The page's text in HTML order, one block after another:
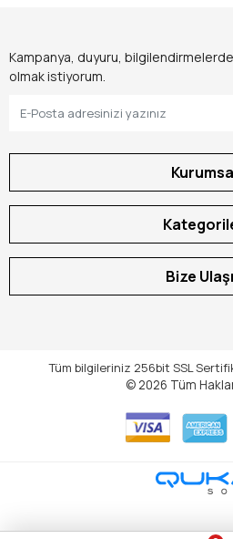
Kampanya, duyuru,
olmak istiyorum.
Bize
Tüm bilgileriniz 256bit SSL
© 2026 Tüm